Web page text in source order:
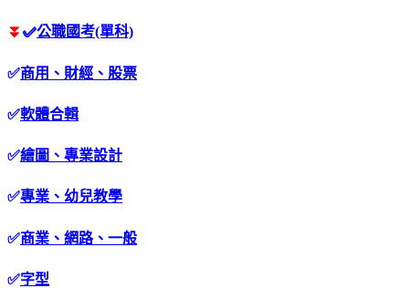
⏬ ✅公職國考(單科)
✅商用、財經、股票
✅軟體合輯
✅繪圖、專業設計
✅專業、幼兒教學
✅商業、網路、一般
✅字型